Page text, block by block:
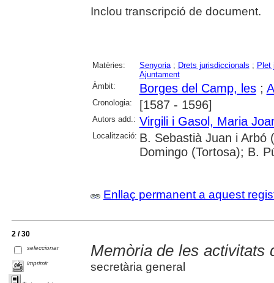
Inclou transcripció de document.
Matèries: Senyoria; Drets jurisdiccionals ; Plet
Ajuntament
Àmbit:
Borges del Camp, les;
Cronologia: [1587 - 1596]
Autors add.: Virgili i Gasol, Maria
Localització: B. Sebastià Juan i Arbó
Domingo (Tortosa); B.
Enllaç permanent a aquest
2 / 30
seleccionar
imprimir
Memòria de les activitats
secretària general